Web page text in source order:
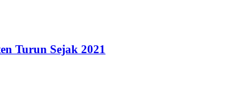
Turun Sejak 2021